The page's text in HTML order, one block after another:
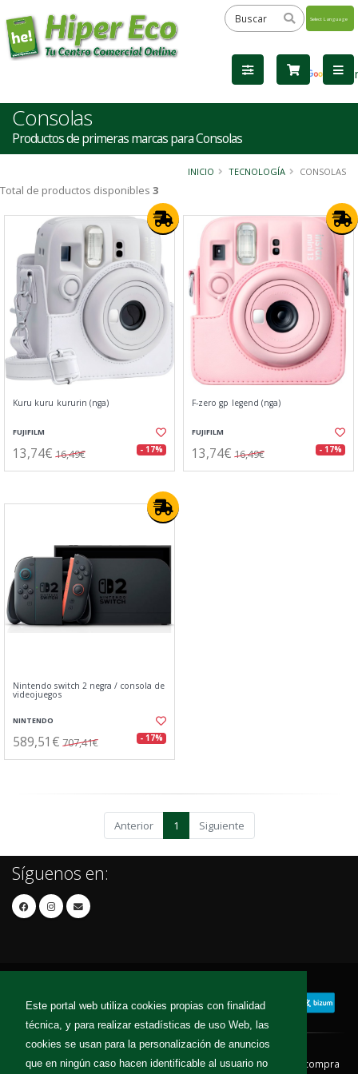
Este portal web utiliza cookies propias con finalidad
técnica, y para realizar estadísticas de uso Web, las
cookies se usan para la personalización de anuncios
que en ningún caso hacen identificable al usuario no
by
Consolas
Productos de primeras marcas para Consolas
INICIO TECNOLOGÍA CONSOLAS
Total de productos disponibles 3
Kuru kuru kururin (nga)
FUJIFILM
13,74€ 16,49€ - 17%
F-zero gp legend (nga)
FUJIFILM
13,74€ 16,49€ - 17%
Nintendo switch 2 negra / consola de
videojuegos
NINTENDO
589,51€ 707,41€ - 17%
Anterior 1 Siguiente
Síguenos en:
Contacto Aviso Legal Condiciones de compra